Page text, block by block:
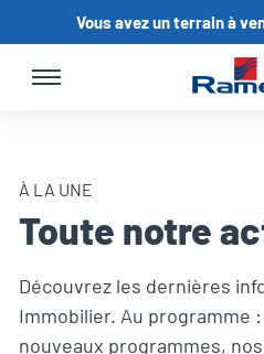
Vous avez un terrain à
À LA UNE
Toute notre
Découvrez les dernières
Immobilier. Au programme
nouveaux programmes,